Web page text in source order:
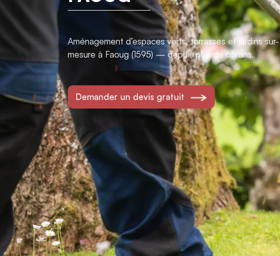
Aménagement d’espaces verts, terrasses et jardins sur-
mesure à Faoug (1595) — depuis plus de 65 ans.
Demander un devis gratuit